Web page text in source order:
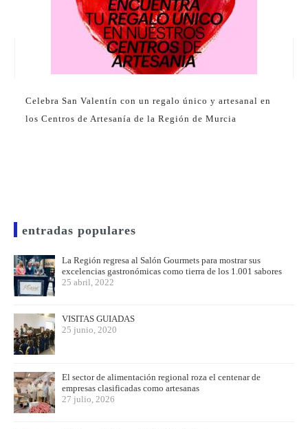
Celebra San Valentín con un regalo único y artesanal en
los Centros de Artesanía de la Región de Murcia
entradas populares
La Región regresa al Salón Gourmets para mostrar sus
excelencias gastronómicas como tierra de los 1.001 sabores
25 abril, 2022
VISITAS GUIADAS
25 junio, 2020
El sector de alimentación regional roza el centenar de
empresas clasificadas como artesanas
27 julio, 2026